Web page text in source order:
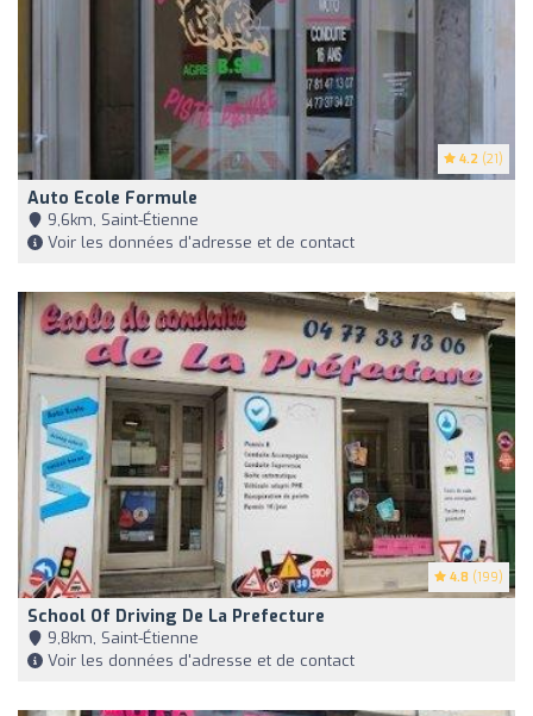
4.2 (21)
Auto Ecole Formule
9,6km, Saint-Étienne
Voir les données d'adresse et de contact
4.8 (199)
School Of Driving De La Prefecture
9,8km, Saint-Étienne
Voir les données d'adresse et de contact